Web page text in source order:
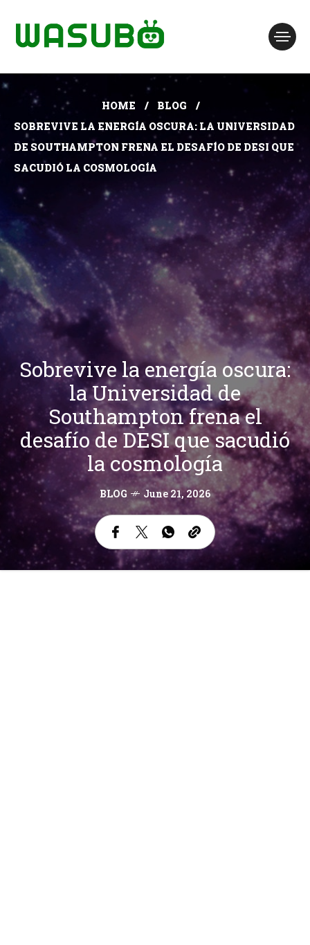
HOME
BLOG
SOBREVIVE LA ENERGÍA OSCURA: LA UNIVERSIDAD
DE SOUTHAMPTON FRENA EL DESAFÍO DE DESI QUE
SACUDIÓ LA COSMOLOGÍA
Sobrevive la energía oscura:
la Universidad de
Southampton frena el
desafío de DESI que sacudió
la cosmología
BLOG June 21, 2026